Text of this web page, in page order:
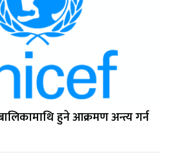
हुने आक्रमण अन्त्य गर्न